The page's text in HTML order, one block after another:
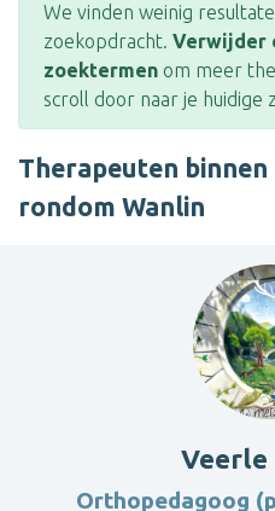
We vinden weinig
zoekopdracht. Verwijder
zoektermen om meer
scroll door naar je huidige
Therapeuten
rondom Wanlin
Veerle
Orthopedagoog